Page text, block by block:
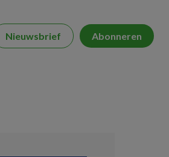
Nieuwsbrief Abonneren